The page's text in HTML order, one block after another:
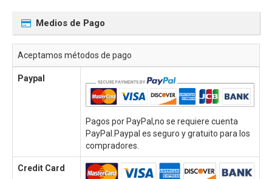
Medios de Pago
Aceptamos métodos de pago
Paypal
Pagos por PayPal,no se requiere cuenta
PayPal.Paypal es seguro y gratuito para los
compradores.
Credit Card